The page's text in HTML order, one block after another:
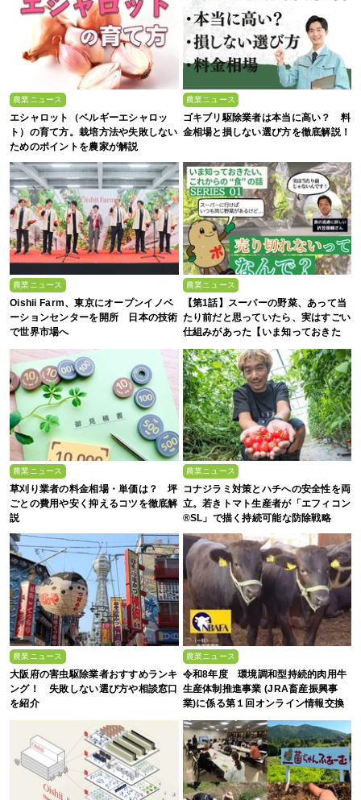
農業ニュース
エシャロット（ベルギーエシャロッ
ト）の育て方。栽培方法や失敗しない
ためのポイントを農家が解説
農業ニュース
ゴキブリ駆除業者は本当に高い？ 料
金相場と損しない選び方を徹底解説！
農業ニュース
Oishii Farm、東京にオープンイノベ
ーションセンターを開所 日本の技術
で世界市場へ
農業ニュース
【第1話】スーパーの野菜、あって当
たり前だと思っていたら、実はすごい
仕組みがあった【いま知っておきた
農業ニュース
草刈り業者の料金相場・単価は？ 坪
ごとの費用や安く抑えるコツを徹底解
説
農業ニュース
コナジラミ対策とハチへの安全性を両
立。若きトマト生産者が「エフィコン
®SL」で描く持続可能な防除戦略
農業ニュース
大阪府の害虫駆除業者おすすめランキ
ング！ 失敗しない選び方や相談窓口
を紹介
農業ニュース
令和8年度 環境調和型持続的肉用牛
生産体制推進事業 (JRA畜産振興事
業)に係る第１回オンライン情報交換
会